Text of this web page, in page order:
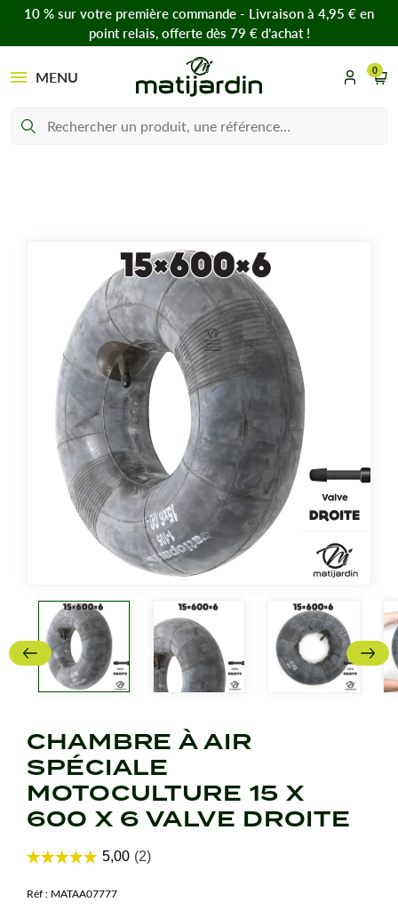
10 % sur votre première commande - Livraison à 4,95 € en
point relais, offerte dès 79 € d’achat !
MENU 0
CHAMBRE À AIR
SPÉCIALE
MOTOCULTURE 15 X
600 X 6 VALVE DROITE
Réf : MATAA07777